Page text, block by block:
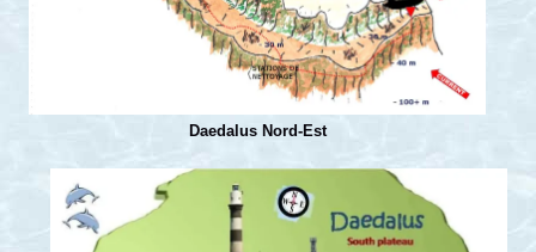
Daedalus Nord-Est